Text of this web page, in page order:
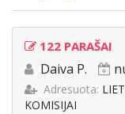
122 PARAŠAI
Daiva P.
Adresuota:
KOMISIJAI